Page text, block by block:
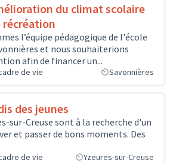
du climat scolaire
récréation
l’équipe pédagogique de l'école
et nous souhaiterions
afin de financer un...
de vie Savonnières
des jeunes
sur-Creuse sont à la recherche d'un
et passer de bons moments. Des
de vie Yzeures-sur-Creuse